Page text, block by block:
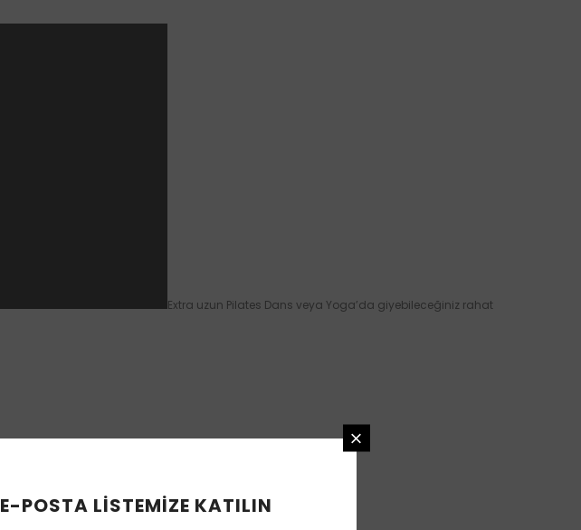
Extra uzun Pilates Dans veya Yoga’da giyebileceğiniz rahat
E-POSTA LISTEMIZE KATILIN